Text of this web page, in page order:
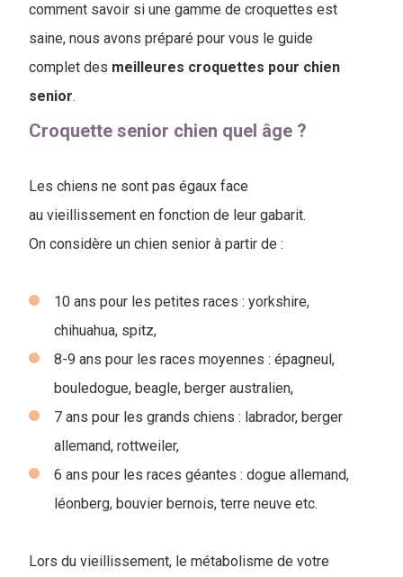
comment savoir si une gamme de croquettes est
saine, nous avons préparé pour vous le guide
complet des meilleures croquettes pour chien
senior.
Croquette senior chien quel âge ?
Les chiens ne sont pas égaux face
au vieillissement en fonction de leur gabarit.
On considère un chien senior à partir de :
10 ans pour les petites races : yorkshire,
chihuahua, spitz,
8-9 ans pour les races moyennes : épagneul,
bouledogue, beagle, berger australien,
7 ans pour les grands chiens : labrador, berger
allemand, rottweiler,
6 ans pour les races géantes : dogue allemand,
léonberg, bouvier bernois, terre neuve etc.
Lors du vieillissement, le métabolisme de votre